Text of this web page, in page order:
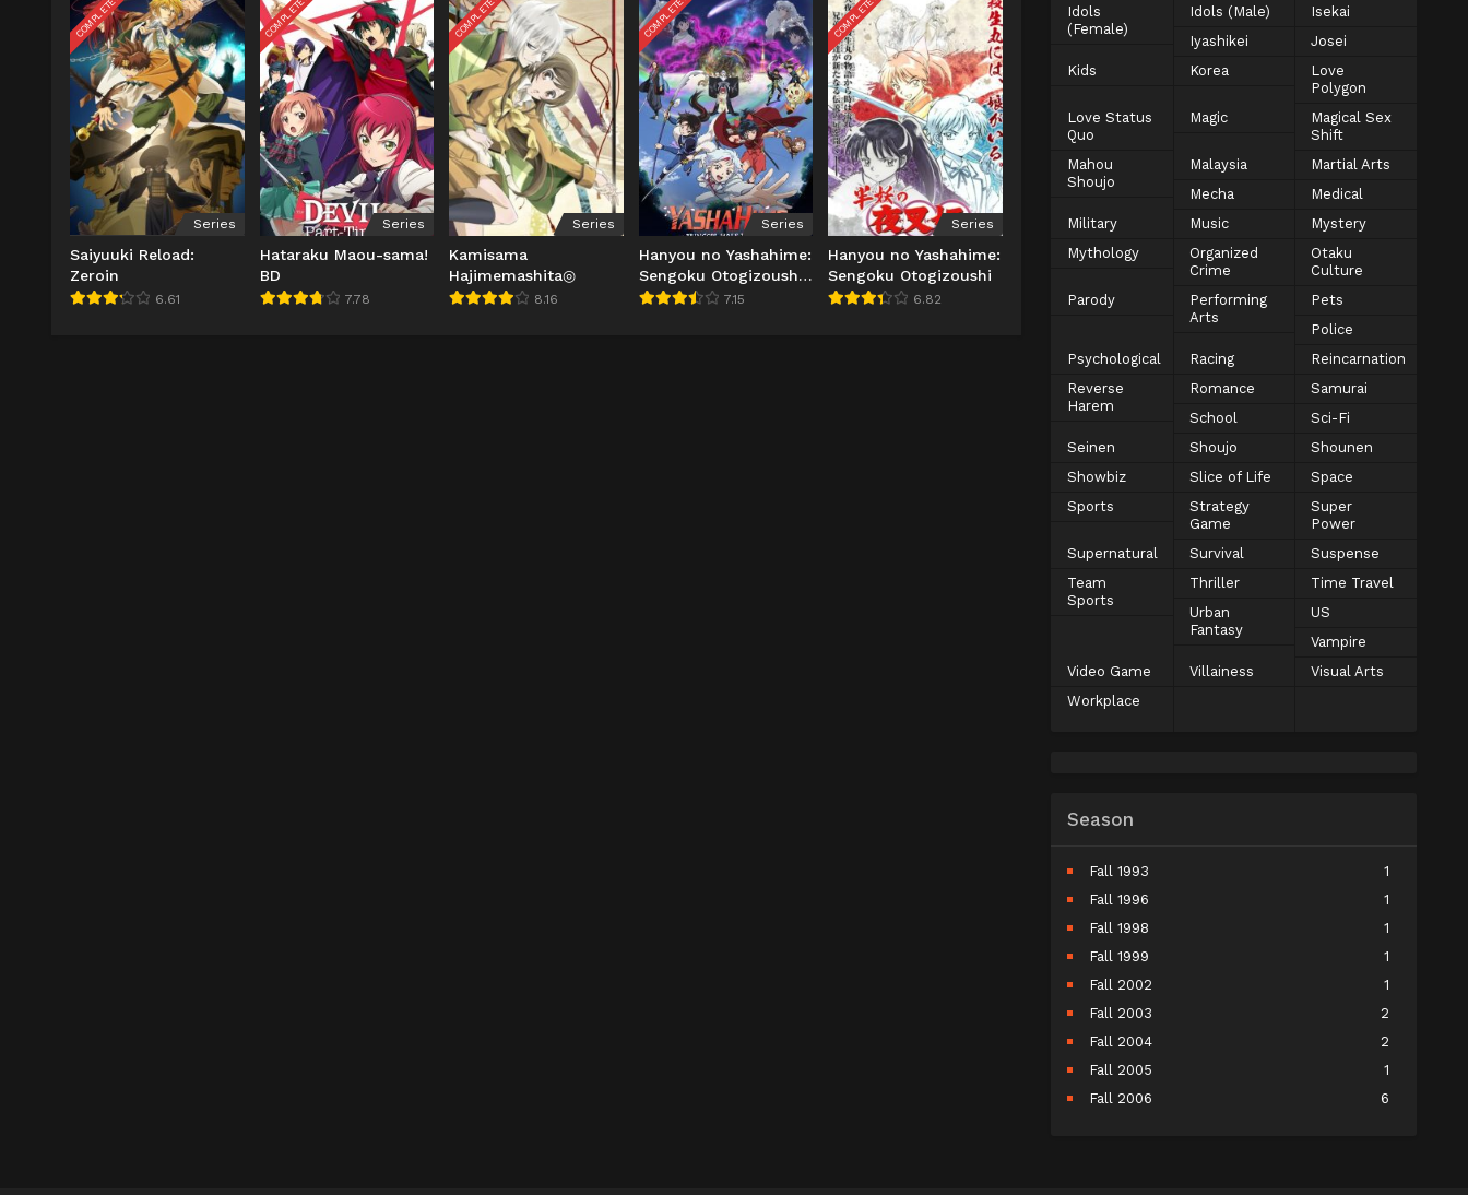
COMPLETED
Series
Saiyuuki Reload:
Zeroin
6.61
COMPLETED
Series
Hataraku Maou-sama!
BD
7.78
COMPLETED
Series
Kamisama
Hajimemashita◎
8.16
COMPLETED
Series
Hanyou no Yashahime:
Sengoku Otogizoushi
- Ni no Shou7.15
COMPLETED
Series
Hanyou no Yashahime:
Sengoku Otogizoushi
6.82
Idols
(Female)
Idols (Male)
Isekai
Iyashikei
Josei
Kids
Korea
Love
Polygon
Love Status
Quo
Magic
Magical Sex
Shift
Mahou
Shoujo
Malaysia
Martial Arts
Mecha
Medical
Military
Music
Mystery
Mythology
Organized
Crime
Otaku
Culture
Parody
Performing
Arts
Pets
Police
Psychological
Racing
Reincarnation
Reverse
Harem
Romance
Samurai
School
Sci-Fi
Seinen
Shoujo
Shounen
Showbiz
Slice of Life
Space
Sports
Strategy
Game
Super
Power
Supernatural
Survival
Suspense
Team
Sports
Thriller
Time Travel
Urban
Fantasy
US
Vampire
Video Game
Villainess
Visual Arts
Workplace
Season
Fall 1993
1
Fall 1996
1
Fall 1998
1
Fall 1999
1
Fall 2002
1
Fall 2003
2
Fall 2004
2
Fall 2005
1
Fall 2006
6